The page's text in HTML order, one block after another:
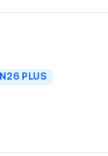
PLUS